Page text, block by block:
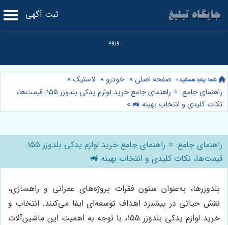
ثبت آگهی
صفحه اصلی » خودرو » لاستیک»
راهنمای جامع: ⭐️ راهنمای جامع خرید لوازم یدکی بلدوزر ۱۵۵: قیمت‌ها،
نکات کلیدی و انتخاب بهینه 🚜 »
راهنمای جامع: ⭐️ راهنمای جامع خرید لوازم یدکی بلدوزر ۱۵۵:
قیمت‌ها، نکات کلیدی و انتخاب بهینه 🚜
بلدوزرها، به‌عنوان ستون فقرات پروژه‌های عمرانی و راهسازی،
نقش حیاتی در پیشبرد اهداف توسعه‌ای ایفا می‌کنند. انتخاب و
خرید لوازم یدکی بلدوزر 155، با توجه به اهمیت این ماشین‌آلات